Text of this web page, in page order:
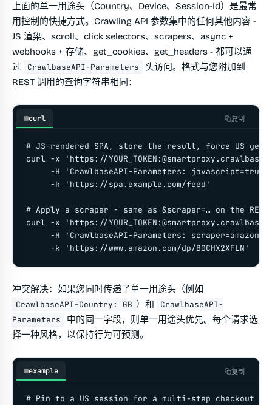
上面的单一用途头（Country、Device、Session-Id）是最常
用控制的快捷方式。Crawling API 参数集中的任何其他内容 -
JS 渲染、scroll、click selectors、scrapers、async +
webhooks + 存储、get_cookies、get_headers - 都可以通
过
CrawlbaseAPI-Parameters
头访问。格式与您附加到
REST 调用的查询字符串相同：
curl 复制
# JS-rendered SPA, store the result, force US geo
curl -x 'https://
-H 'CrawlbaseAPI-Parameters:
     -k 'https://spa.example.com/feed'
# Apply a scraper - same as &scraper=… on the
curl -x 'https://
-H 'CrawlbaseAPI-Parameters: scraper=amazon-
     -k 'https://www.amazon.com/dp/B0CHX2XFLN'
冲突解决：如果您同时传递了单一用途头（例如
CrawlbaseAPI-Country: GB ）和
CrawlbaseAPI-
Parameters
中的同一字段，则单一用途头优先。每个请求选
择一种风格，以保持行为可预测。
example 复制
# Pin to a US session for a multi-step checkout